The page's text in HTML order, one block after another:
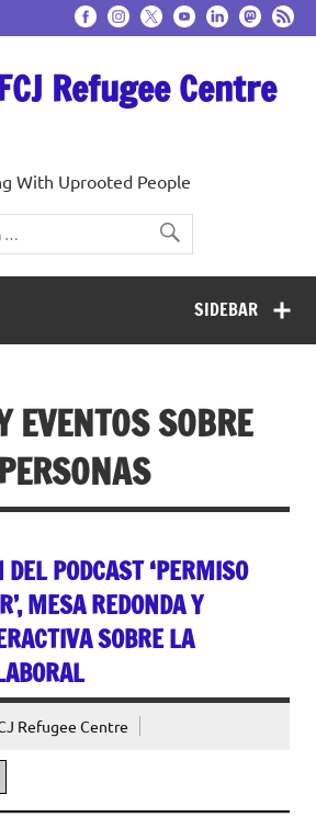
Refugee Centre
With Uprooted People
SIDEBAR
EVENTOS SOBRE
PODCAST ‘PERMISO
MESA REDONDA Y
SOBRE LA
Refugee Centre